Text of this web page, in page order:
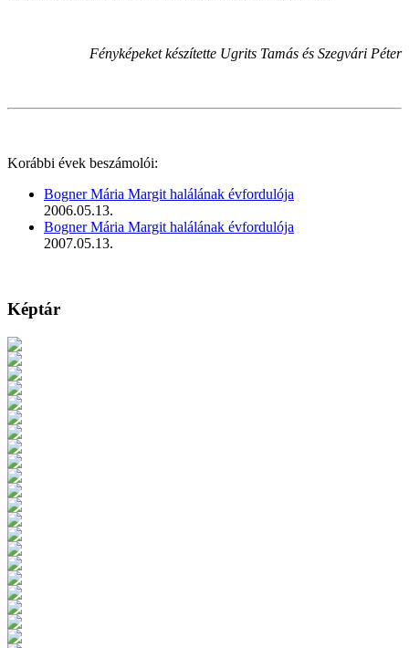
Fényképeket készítette Ugrits Tamás és Szegvári Péter
Korábbi évek beszámolói:
Bogner Mária Margit halálának évfordulója
2006.05.13.
Bogner Mária Margit halálának évfordulója
2007.05.13.
Képtár